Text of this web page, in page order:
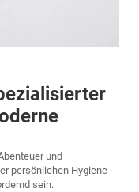
und
persönlichen Hygiene
sein.